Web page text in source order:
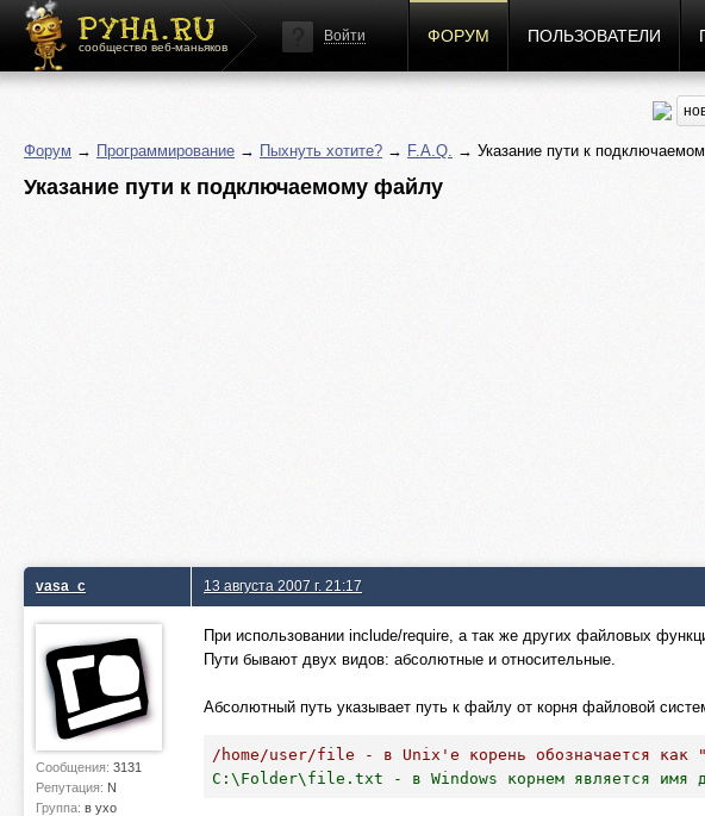
сообщество веб-маньяков
Войти ФОРУМ ПОЛЬЗОВАТЕЛИ
Форум → Программирование → Пыхнуть хотите? → F.A.Q. → Указание пути к
Указание пути к подключаемому файлу
vasa_c
Сообщения: 3131
Репутация: N
Группа: в ухо
13 августа 2007 г. 21:17
При использовании include/require, а так же других файловых
Пути бывают двух видов: абсолютные и относительные.
Абсолютный путь указывает путь к файлу от корня файловой
/home/user/file - в Unix'е корень обозначается как
C:\Folder\file.txt - в Windows корнем является имя